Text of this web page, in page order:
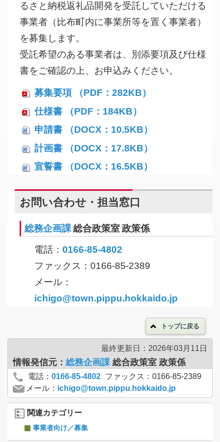
るさと納税返礼品開発を受託していただける
事業者（比布町内に事業所等を置く事業者）
を募集します。
受託希望のある事業者は、別添要項及び仕様
書をご確認の上、お申込みください。
募集要項 （PDF：282KB）
仕様書 （PDF：184KB）
申請書 （DOCX：10.5KB）
計画書 （DOCX：17.8KB）
宣誓書 （DOCX：16.5KB）
お問い合わせ・担当窓口
総務企画課総合政策室 政策係
電話： 0166-85-4802
ファックス：0166-85-2389
メール：
ichigo@town.pippu.hokkaido.jp
トップに戻る
最終更新日：2026年03月11日
情報発信元： 総務企画課 総合政策室 政策係
電話： 0166-85-4802 ファックス：0166-85-2389
メール： ichigo@town.pippu.hokkaido.jp
関連カテゴリー
事業者向け／募集